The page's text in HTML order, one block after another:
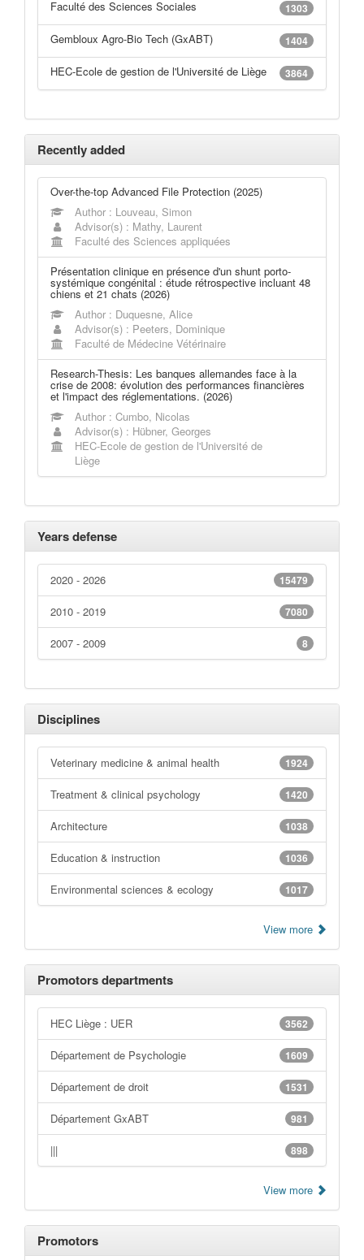
Faculté des Sciences Sociales 1303
Gembloux Agro-Bio Tech (GxABT) 1404
HEC-Ecole de gestion de l'Université de Liège 3864
Recently added
Over-the-top Advanced File Protection (2025)
Author : Louveau, Simon
Advisor(s) : Mathy, Laurent
Faculté des Sciences appliquées
Présentation clinique en présence d'un shunt porto-
systémique congénital : étude rétrospective incluant 48
chiens et 21 chats (2026)
Author : Duquesne, Alice
Advisor(s) : Peeters, Dominique
Faculté de Médecine Vétérinaire
Research-Thesis: Les banques allemandes face à la
crise de 2008: évolution des performances financières
et l'impact des réglementations. (2026)
Author : Cumbo, Nicolas
Advisor(s) : Hübner, Georges
HEC-Ecole de gestion de l'Université de
Liège
Years defense
15479
2020 - 2026
7080
2010 - 2019
8
2007 - 2009
Disciplines
1924
Veterinary medicine & animal health
1420
Treatment & clinical psychology
1038
Architecture
1036
Education & instruction
1017
Environmental sciences & ecology
View more
Promotors departments
3562
HEC Liège : UER
1609
Département de Psychologie
1531
Département de droit
981
Département GxABT
898
|||
View more
Promotors